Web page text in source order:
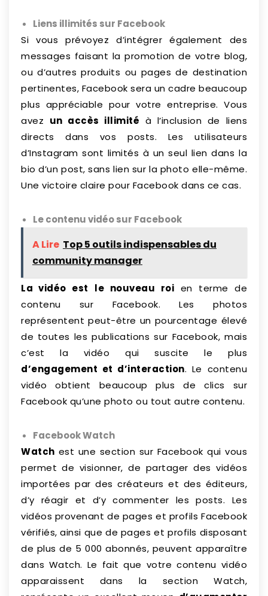
Liens illimités sur Facebook
Si vous prévoyez d’intégrer également des
messages faisant la promotion de votre blog,
ou d’autres produits ou pages de destination
pertinentes, Facebook sera un cadre beaucoup
plus appréciable pour votre entreprise. Vous
avez un accès illimité à l’inclusion de liens
directs dans vos posts. Les utilisateurs
d’Instagram sont limités à un seul lien dans la
bio d’un post, sans lien sur la photo elle-même.
Une victoire claire pour Facebook dans ce cas.
Le contenu vidéo sur Facebook
A Lire Top 5 outils indispensables du
community manager
La vidéo est le nouveau roi en terme de
contenu sur Facebook. Les photos
représentent peut-être un pourcentage élevé
de toutes les publications sur Facebook, mais
c’est la vidéo qui suscite le plus
d’engagement et d’interaction. Le contenu
vidéo obtient beaucoup plus de clics sur
Facebook qu’une photo ou tout autre contenu.
Facebook Watch
Watch est une section sur Facebook qui vous
permet de visionner, de partager des vidéos
importées par des créateurs et des éditeurs,
d’y réagir et d’y commenter les posts. Les
vidéos provenant de pages et profils Facebook
vérifiés, ainsi que de pages et profils disposant
de plus de 5 000 abonnés, peuvent apparaître
dans Watch. Le fait que votre contenu vidéo
apparaissent dans la section Watch,